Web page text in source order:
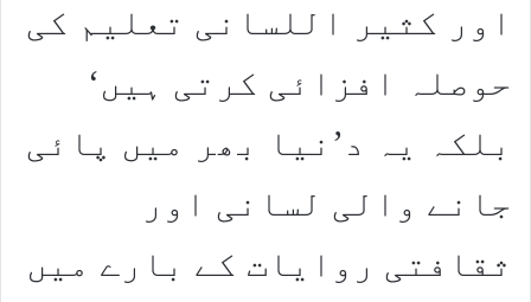
اور کثیر اللسانی تعلیم کی
حوصلہ افزائی کرتی ہیں‘
بلکہ یہ د’نیا بھر میں پائی
جانے والی لسانی اور
ثقافتی روایات کے بارے میں